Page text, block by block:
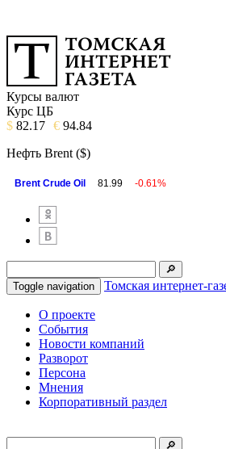
Курсы валют
Курс ЦБ
$ 82.17 € 94.84
Нефть Brent ($)
Brent Crude Oil 81.99 -0.61%
Toggle navigation Томская интернет-
О проекте
События
Новости компаний
Разворот
Персона
Мнения
Корпоративный раздел